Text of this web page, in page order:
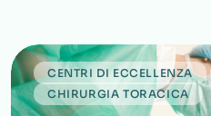
CENTRI DI ECCELLENZA
CHIRURGIA TORACICA